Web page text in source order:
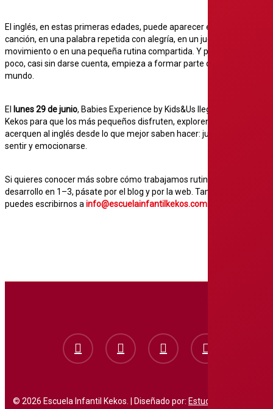
El inglés, en estas primeras edades, puede aparecer en una
canción, en una palabra repetida con alegría, en un juego de
movimiento o en una pequeña rutina compartida. Y poco a
poco, casi sin darse cuenta, empieza a formar parte de su
mundo.
El lunes 29 de junio, Babies Experience by Kids&Us llega a
Kekos para que los más pequeños disfruten, exploren y se
acerquen al inglés desde lo que mejor saben hacer: jugar,
sentir y emocionarse.
Si quieres conocer más sobre cómo trabajamos rutinas y
desarrollo en 1–3, pásate por el blog y por la web. También
puedes escribirnos a info@escuelainfantilkekos.com
facebook instagram whatsapp phone
© 2026 Escuela Infantil Kekos. | Diseñado por: Estudio de